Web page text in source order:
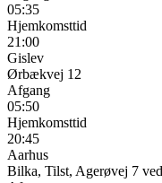
05:35
Hjemkomsttid
21:00
Gislev
Ørbækvej 12
Afgang
05:50
Hjemkomsttid
20:45
Aarhus
Bilka, Tilst, Agerøvej 7